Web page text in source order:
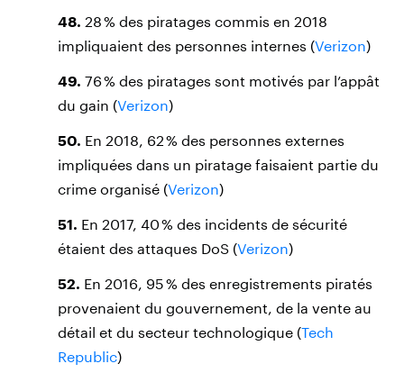
48. 28 % des piratages commis en 2018
impliquaient des personnes internes (Verizon)
49. 76 % des piratages sont motivés par l’appât
du gain (Verizon)
50. En 2018, 62 % des personnes externes
impliquées dans un piratage faisaient partie du
crime organisé (Verizon)
51. En 2017, 40 % des incidents de sécurité
étaient des attaques DoS (Verizon)
52. En 2016, 95 % des enregistrements piratés
provenaient du gouvernement, de la vente au
détail et du secteur technologique (Tech
Republic)